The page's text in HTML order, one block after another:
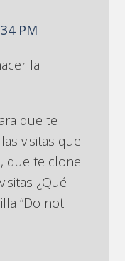
PM
la
que te
visitas que
que te clone
¿Qué
“Do not